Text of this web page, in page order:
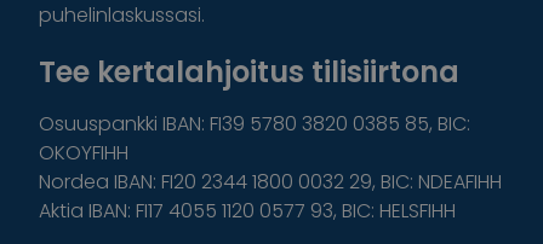
puhelinlaskussasi.
Tee kertalahjoitus tilisiirtona
Osuuspankki IBAN: FI39 5780 3820 0385 85, BIC:
OKOYFIHH
Nordea IBAN: FI20 2344 1800 0032 29, BIC: NDEAFIHH
Aktia IBAN: FI17 4055 1120 0577 93, BIC: HELSFIHH